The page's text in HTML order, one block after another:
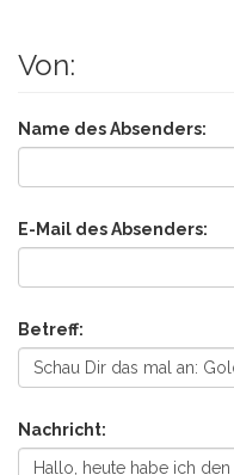
Von:
Name des Absenders:
E-Mail des Absenders:
Betreff:
Nachricht: